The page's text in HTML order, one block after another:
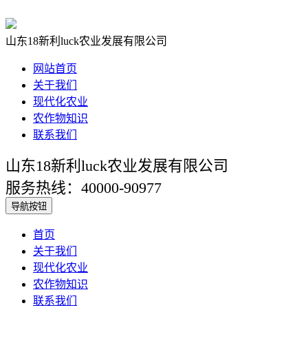
山东18新利luck农业发展有限公司
网站首页
关于我们
现代化农业
农作物知识
联系我们
山东18新利luck农业发展有限公司
服务热线：40000-90977
导航按钮
首页
关于我们
现代化农业
农作物知识
联系我们